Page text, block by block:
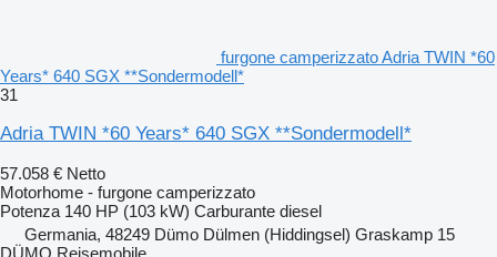
furgone camperizzato Adria TWIN *60
Years* 640 SGX **Sondermodell*
31
Adria TWIN *60 Years* 640 SGX **Sondermodell*
57.058 € Netto
Motorhome - furgone camperizzato
Potenza 140 HP (103 kW) Carburante diesel
Germania, 48249 Dümo Dülmen (Hiddingsel) Graskamp 15
DÜMO Reisemobile